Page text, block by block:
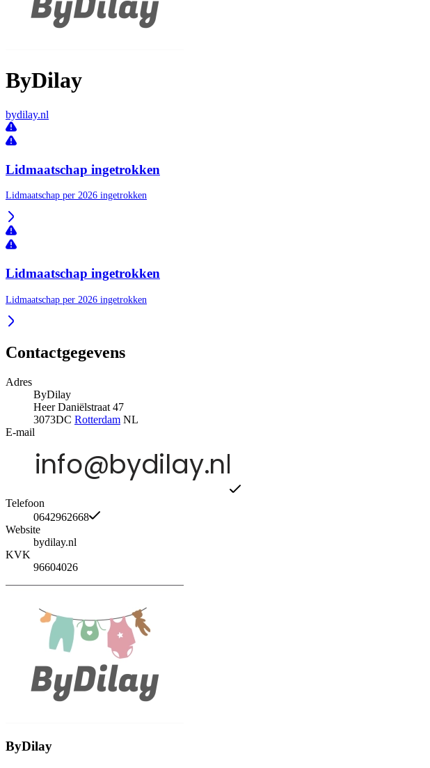
ByDilay
bydilay.nl
Lidmaatschap ingetrokken
Lidmaatschap per 2026 ingetrokken
Lidmaatschap ingetrokken
Lidmaatschap per 2026 ingetrokken
Contactgegevens
Adres
ByDilay
Heer Daniëlstraat 47
3073DC Rotterdam NL
E-mail
Telefoon
0642962668
Website
bydilay.nl
KVK
96604026
ByDilay